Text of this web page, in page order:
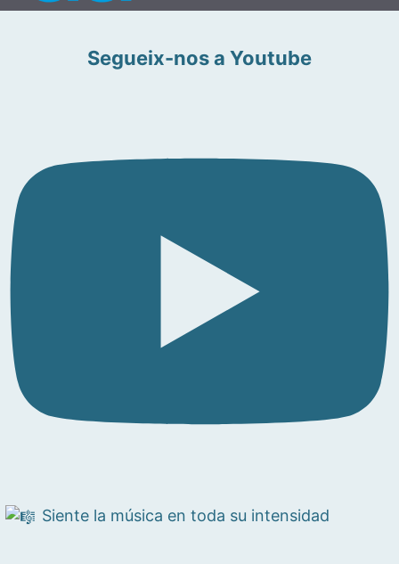
Segueix-nos a Youtube
Siente la música en toda su intensidad